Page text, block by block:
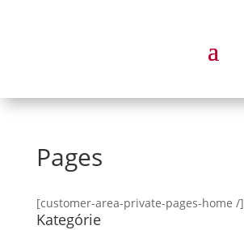
Pages
[customer-area-private-pages-home /]
Kategórie